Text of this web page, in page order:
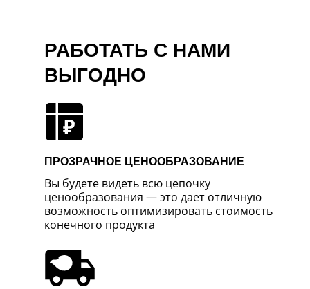
РАБОТАТЬ С НАМИ
ВЫГОДНО
ПРОЗРАЧНОЕ ЦЕНООБРАЗОВАНИЕ
Вы будете видеть всю цепочку
ценообразования — это дает отличную
возможность оптимизировать стоимость
конечного продукта